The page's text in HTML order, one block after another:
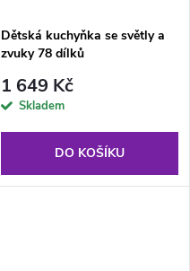
Dětská kuchyňka se světly a
zvuky 78 dílků
1 649 Kč
Skladem
DO KOŠÍKU